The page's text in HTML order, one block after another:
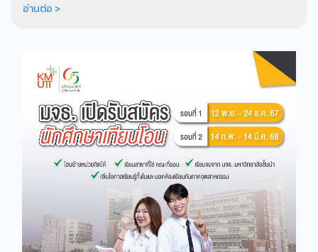
อ่านต่อ >